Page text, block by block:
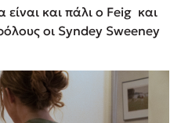
και πάλι ο Feig και
οι Syndey Sweeney